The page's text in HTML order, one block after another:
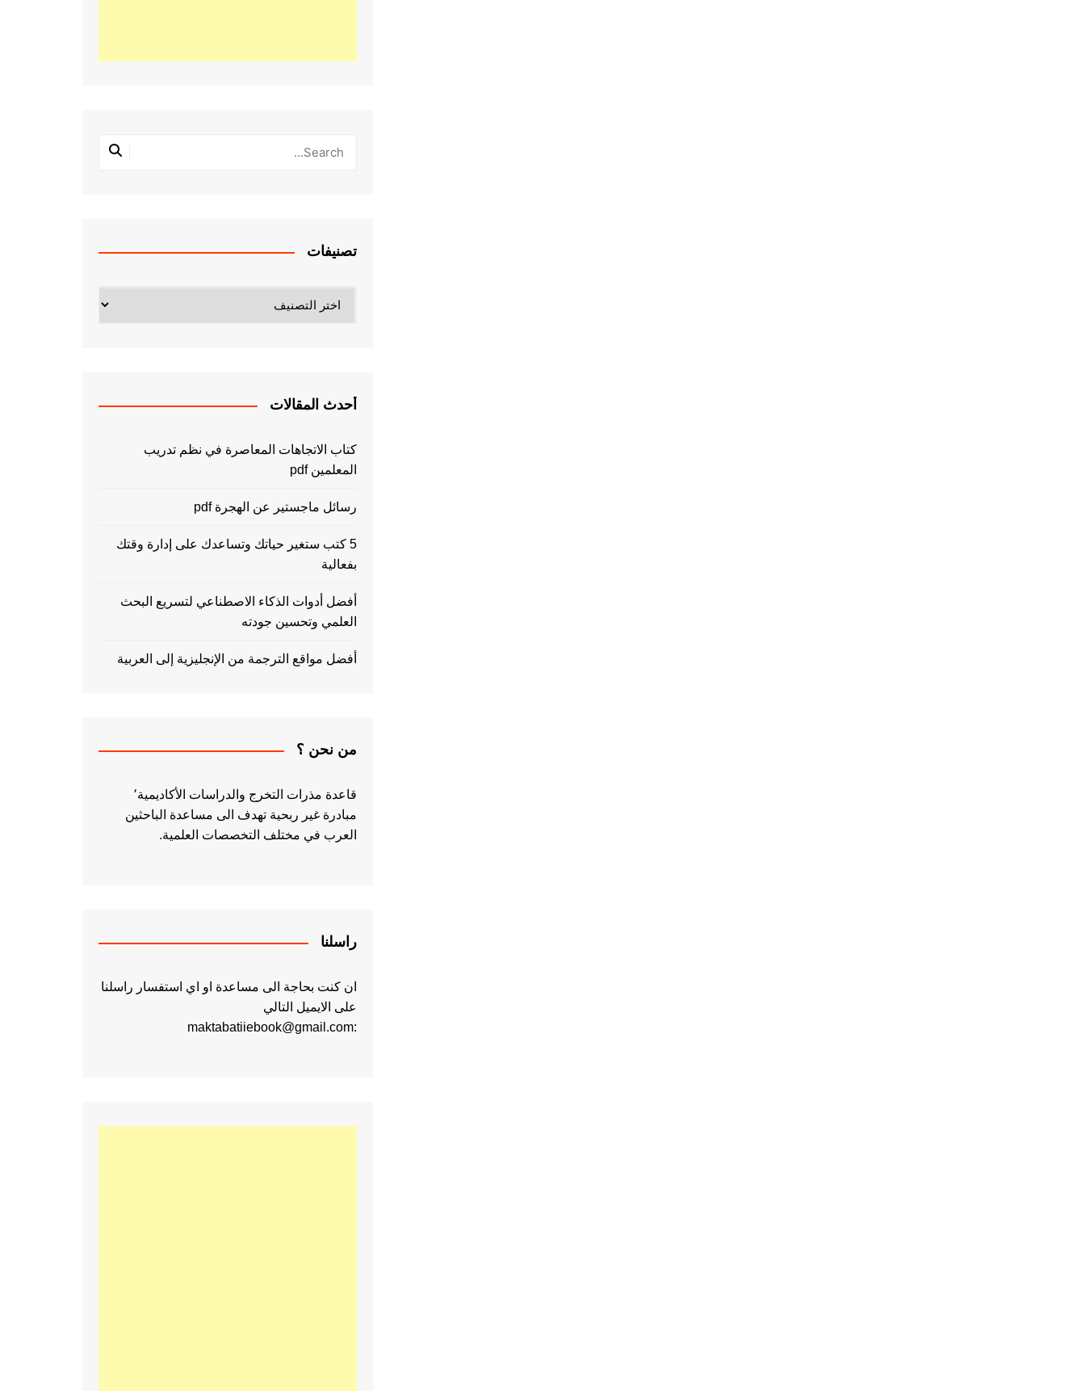
تصنيفات
أحدث المقالات
كتاب الاتجاهات المعاصرة في نظم تدريب
المعلمين pdf
رسائل ماجستير عن الهجرة pdf
5 كتب ستغير حياتك وتساعدك على إدارة وقتك
بفعالية
أفضل أدوات الذكاء الاصطناعي لتسريع البحث
العلمي وتحسين جودته
أفضل مواقع الترجمة من الإنجليزية إلى العربية
من نحن ؟
قاعدة مذرات التخرج والدراسات الأكاديمية٬
مبادرة غير ربحية تهدف الى مساعدة الباحثين
العرب في مختلف التخصصات العلمية.
راسلنا
ان كنت بحاجة الى مساعدة او اي استفسار راسلنا
على الايميل التالي
:maktabatiiebook@gmail.com